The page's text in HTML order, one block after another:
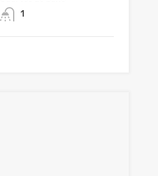
1